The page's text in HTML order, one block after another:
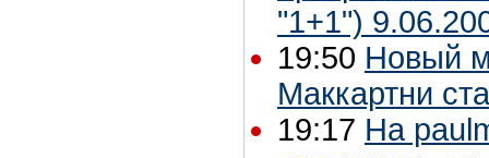
"1+1")
19:50 Новый
Маккартни
19:17 На